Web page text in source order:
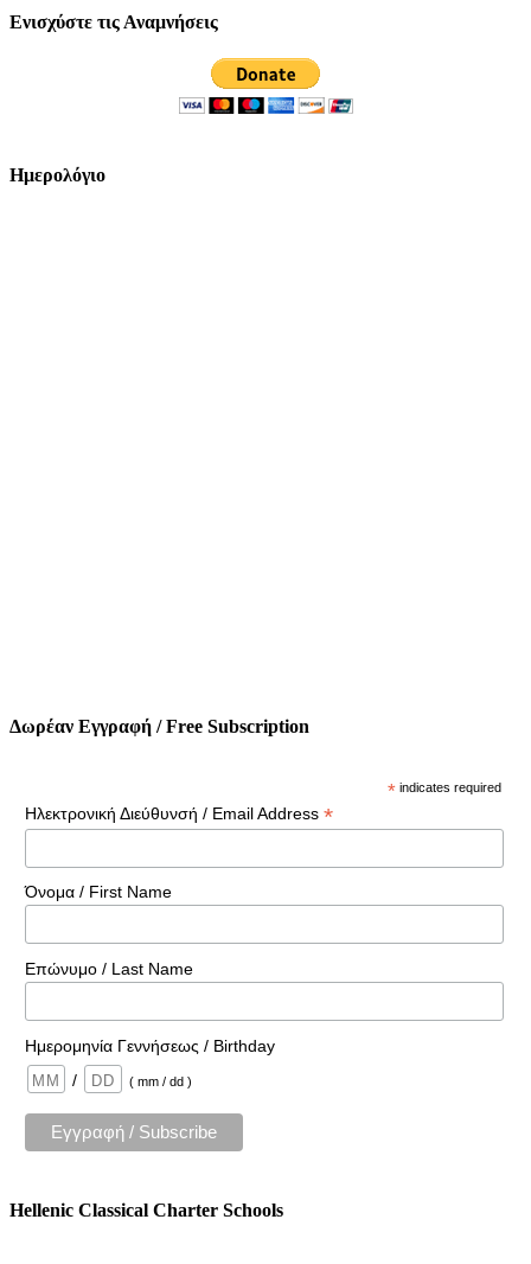
Ενισχύστε τις Αναμνήσεις
Ημερολόγιο
Δωρέαν Εγγραφή / Free Subscription
* indicates required
Ηλεκτρονική Διεύθυνσή / Email Address *
Όνομα / First Name
Επώνυμο / Last Name
Ημερομηνία Γεννήσεως / Birthday
/
( mm / dd )
Hellenic Classical Charter Schools